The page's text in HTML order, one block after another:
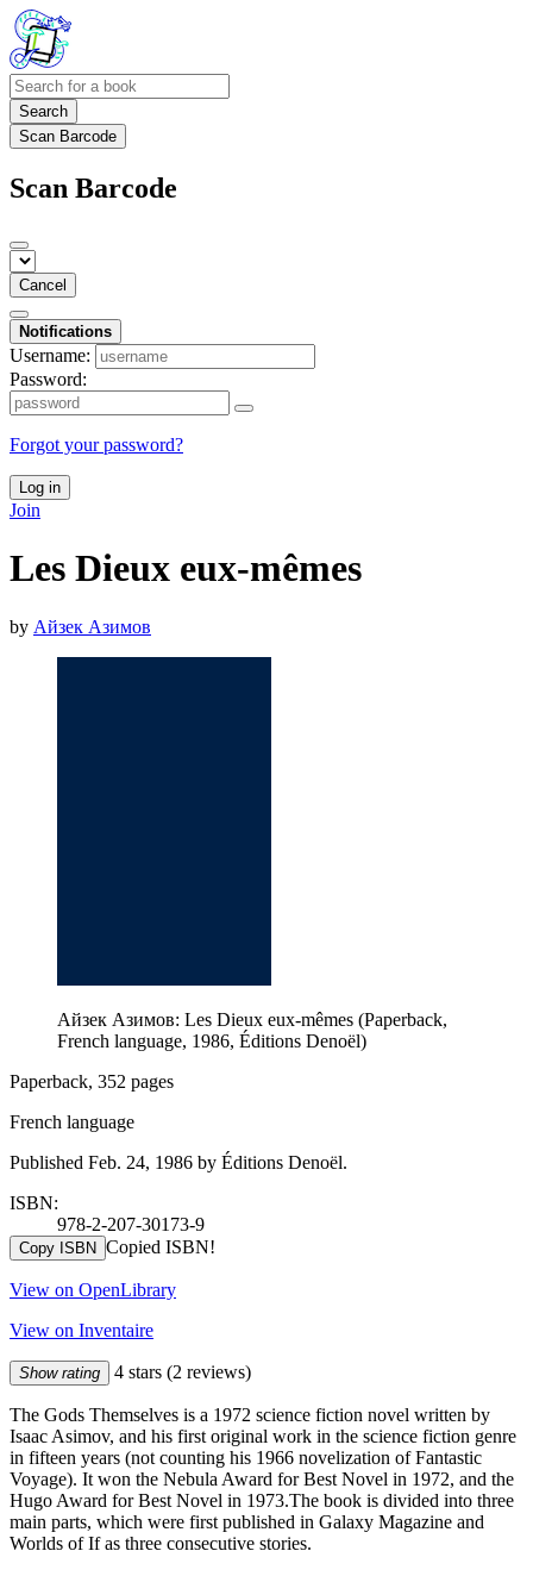
Search
Scan Barcode
Scan Barcode
Cancel
Notifications
Username:
Password:
Forgot your password?
Log in
Join
Les Dieux eux-mêmes
by Айзек Азимов
Айзек Азимов: Les Dieux eux-mêmes (Paperback,
French language, 1986, Éditions Denoël)
Paperback, 352 pages
French language
Published Feb. 24, 1986 by Éditions Denoël.
ISBN:
978-2-207-30173-9
Copy ISBN Copied ISBN!
View on OpenLibrary
View on Inventaire
Show rating 4 stars (2 reviews)
The Gods Themselves is a 1972 science fiction novel written by
Isaac Asimov, and his first original work in the science fiction genre
in fifteen years (not counting his 1966 novelization of Fantastic
Voyage). It won the Nebula Award for Best Novel in 1972, and the
Hugo Award for Best Novel in 1973.The book is divided into three
main parts, which were first published in Galaxy Magazine and
Worlds of If as three consecutive stories.